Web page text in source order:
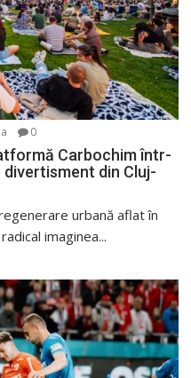
0
Carbochim într-
din Cluj-
urbană aflat în
imaginea...